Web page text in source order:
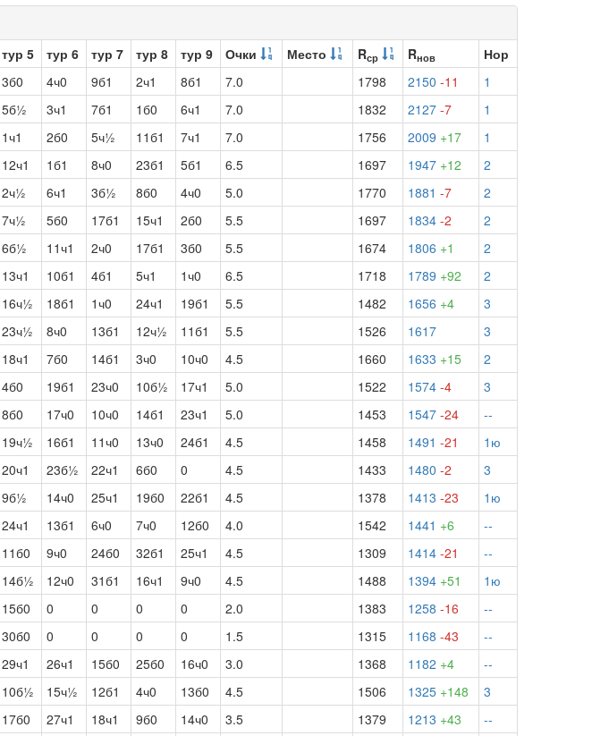
тур 5 тур 6 тур 7 тур 8 тур 9 Очки Место Rср Rнов
Нор
3б0 4ч0 9б1 2ч1 8б1 7.0 1798 2150 -11
1
5б½ 3ч1 7б1 1б0 6ч1 7.0 1832 2127 -7
1
1ч1 2б0 5ч½ 11б1 7ч1 7.0 1756 2009 +17
1
12ч1 1б1 8ч0 23б1 5б1 6.5 1697 1947 +12
2
2ч½ 6ч1 3б½ 8б0 4ч0 5.0 1770 1881 -7
2
7ч½ 5б0 17б1 15ч1 2б0 5.5 1697 1834 -2
2
6б½ 11ч1 2ч0 17б1 3б0 5.5 1674 1806 +1
2
13ч1 10б1 4б1 5ч1 1ч0 6.5 1718 1789 +92
2
16ч½ 18б1 1ч0 24ч1 19б1 5.5 1482 1656 +4
3
23ч½ 8ч0 13б1 12ч½ 11б1 5.5 1526 1617
3
18ч1 7б0 14б1 3ч0 10ч0 4.5 1660 1633 +15
2
4б0 19б1 23ч0 10б½ 17ч1 5.0 1522 1574 -4
3
8б0 17ч0 10ч0 14б1 23ч1 5.0 1453 1547 -24
--
19ч½ 16б1 11ч0 13ч0 24б1 4.5 1458 1491 -21
1ю
20ч1 23б½ 22ч1 6б0 0 4.5 1433 1480 -2
3
9б½ 14ч0 25ч1 19б0 22б1 4.5 1378 1413 -23
1ю
24ч1 13б1 6ч0 7ч0 12б0 4.0 1542 1441 +6
--
11б0 9ч0 24б0 32б1 25ч1 4.5 1309 1414 -21
--
14б½ 12ч0 31б1 16ч1 9ч0 4.5 1488 1394 +51
1ю
15б0 0 0 0 0 2.0 1383 1258 -16
--
30б0 0 0 0 0 1.5 1315 1168 -43
--
29ч1 26ч1 15б0 25б0 16ч0 3.0 1368 1182 +4
--
10б½ 15ч½ 12б1 4ч0 13б0 4.5 1506 1325 +148
3
17б0 27ч1 18ч1 9б0 14ч0 3.5 1379 1213 +43 --